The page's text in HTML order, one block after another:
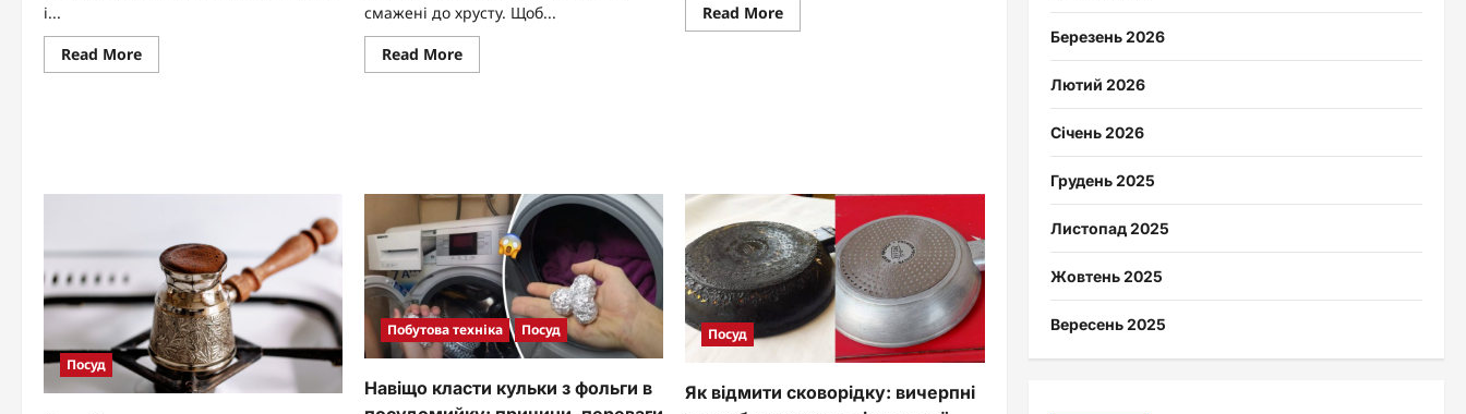
і...
Read MoreRead
more
ефективні
смажені до хрусту. Щоб...
Read MoreRead
more
використання
Read MoreRead
more
Посуд
Побутова техніка Посуд
Навіщо класти кульки з фольги в
Посуд
Як відмити сковорідку: вичерпні
Березень 2026
Лютий 2026
Січень 2026
Грудень 2025
Листопад 2025
Жовтень 2025
Вересень 2025